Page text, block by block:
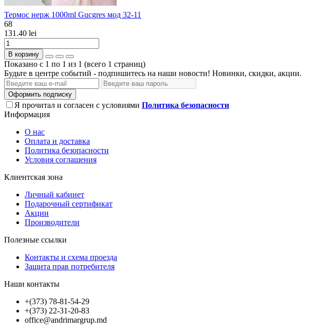
Термос нерж 1000ml Gucgres мод 32-11
68
131.40 lei
В корзину
Показано с 1 по 1 из 1 (всего 1 страниц)
Будьте в центре событий - подпишитесь на наши новости! Новинки, скидки, акции.
Оформить подписку
Я прочитал и согласен с условиями Политика безопасности
Информация
О нас
Оплата и доставка
Политика безопасности
Условия соглашения
Клиентская зона
Личный кабинет
Подарочный сертификат
Акции
Производители
Полезные ссылки
Контакты и схема проезда
Защита прав потребителя
Наши контакты
+(373) 78-81-54-29
+(373) 22-31-20-83
office@andrimargrup.md